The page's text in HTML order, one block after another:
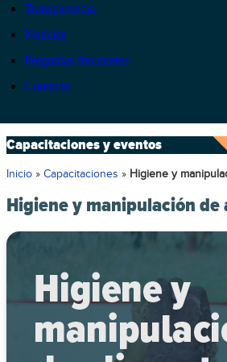
Transparencia
Noticias
Preguntas frecuentes
Contacto
Capacitaciones y eventos
Inicio » Capacitaciones » Higiene y
Higiene y manipulación de